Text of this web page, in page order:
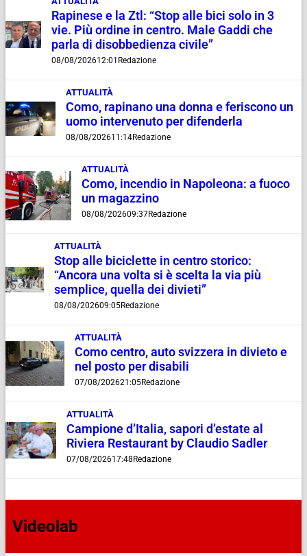
Rapinese e la Ztl: “Stop alle bici solo in 3
vie. Più ordine in centro. Male Gaddi che
parla di disobbedienza civile”
08/08/202612:01 Redazione
ATTUALITÀ
Como, rapinano una donna e feriscono un
uomo intervenuto per difenderla
08/08/202611:14Redazione
ATTUALITÀ
Como, incendio in Napoleona: a fuoco
un magazzino
08/08/202609:37Redazione
ATTUALITÀ
Stop alle biciclette in centro storico:
“Ancora una volta si è scelta la via più
semplice, quella dei divieti”
08/08/202609:05Redazione
ATTUALITÀ
Como centro, auto svizzera in divieto e
nel posto per disabili
07/08/202621:05Redazione
ATTUALITÀ
Campione d’Italia, sapori d’estate al
Riviera Restaurant by Claudio Sadler
07/08/202617:48 Redazione
Videolab